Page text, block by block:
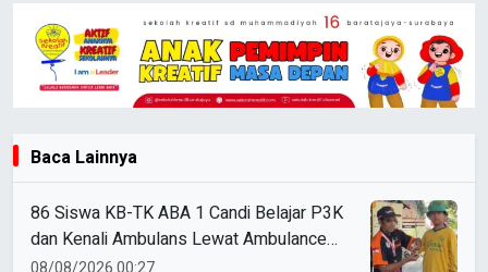
Baca Lainnya
86 Siswa KB-TK ABA 1 Candi Belajar P3K
dan Kenali Ambulans Lewat Ambulance
Goes to Schools